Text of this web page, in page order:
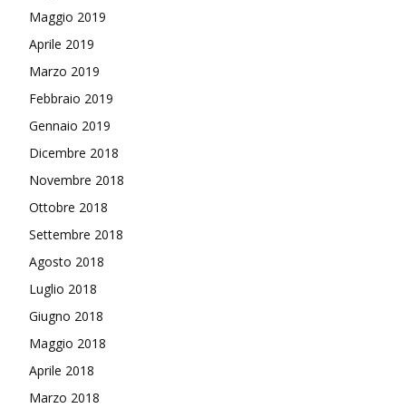
Maggio 2019
Aprile 2019
Marzo 2019
Febbraio 2019
Gennaio 2019
Dicembre 2018
Novembre 2018
Ottobre 2018
Settembre 2018
Agosto 2018
Luglio 2018
Giugno 2018
Maggio 2018
Aprile 2018
Marzo 2018